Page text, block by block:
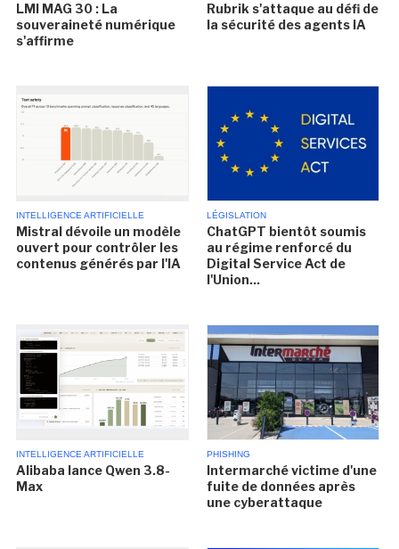
LMI MAG 30 : La
souveraineté numérique
s'affirme
Rubrik s'attaque au défi de
la sécurité des agents IA
INTELLIGENCE ARTIFICIELLE
Mistral dévoile un modèle
ouvert pour contrôler les
contenus générés par l'IA
LÉGISLATION
ChatGPT bientôt soumis
au régime renforcé du
Digital Service Act de
l'Union...
INTELLIGENCE ARTIFICIELLE
Alibaba lance Qwen 3.8-
Max
PHISHING
Intermarché victime d'une
fuite de données après
une cyberattaque